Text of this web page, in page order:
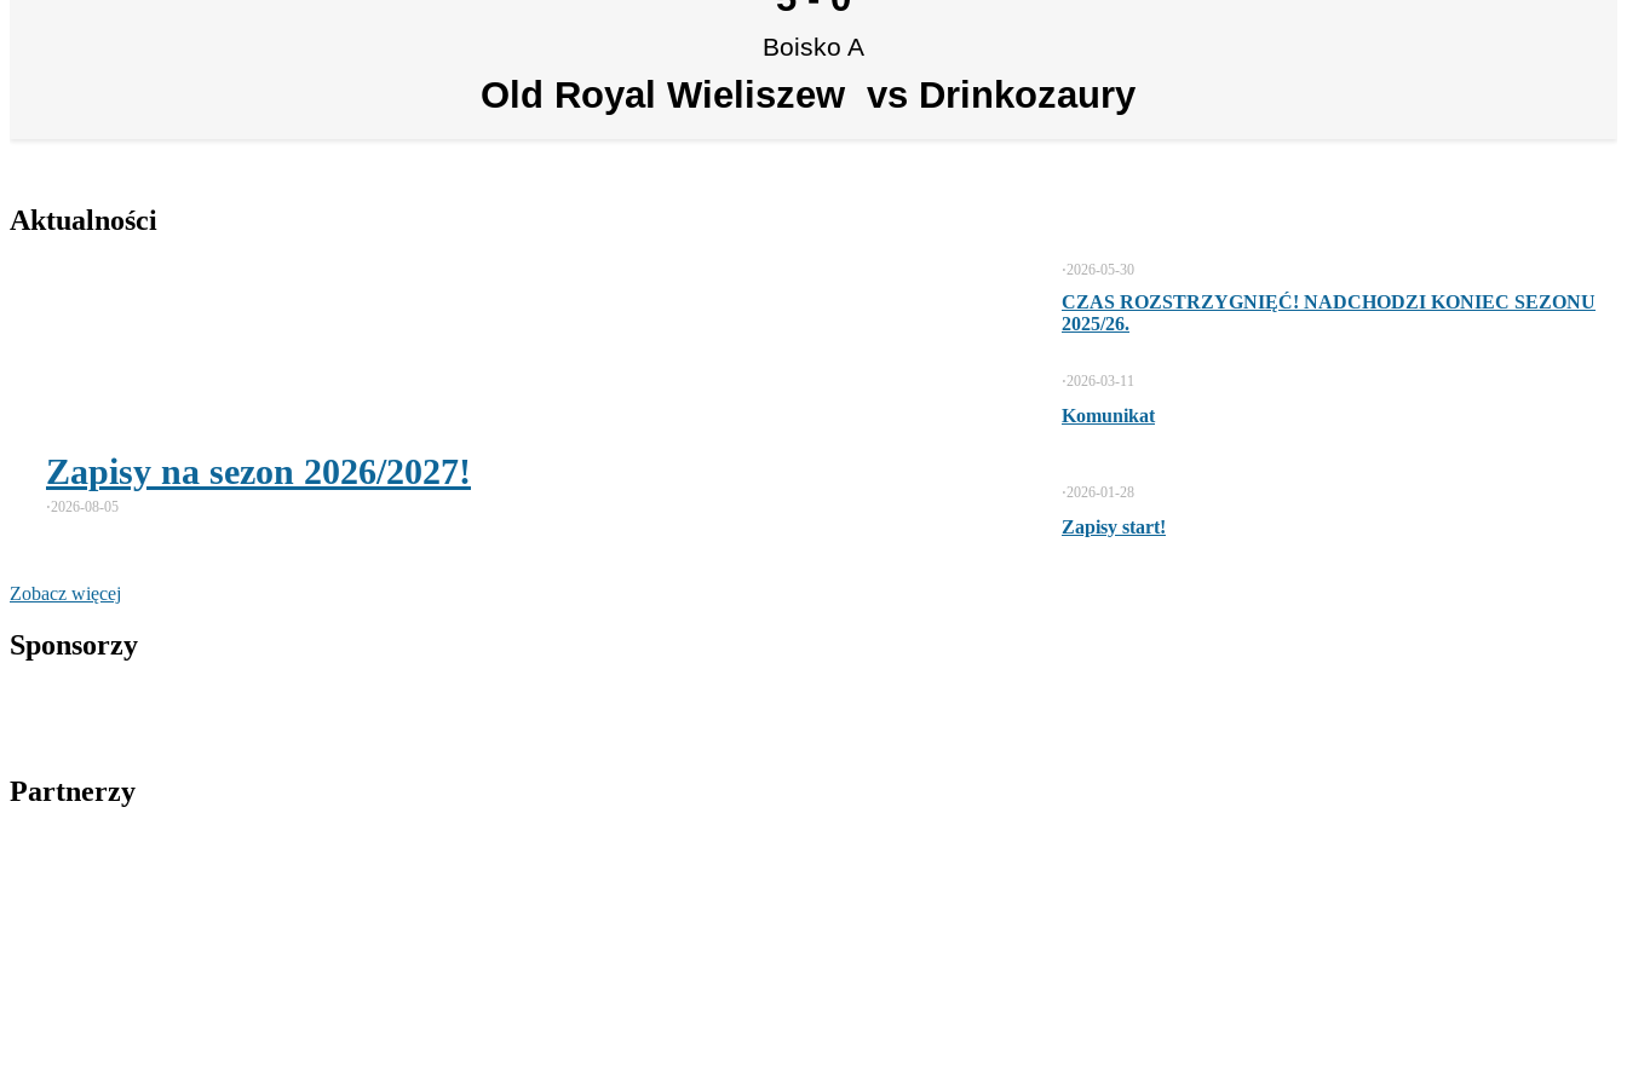
Boisko A
Old Royal Wieliszew vs Drinkozaury
Aktualności
Zapisy na sezon 2026/2027!
⋅2026-08-05
CZAS ROZSTRZYGNIĘĆ! NADCHODZI KONIEC SEZONU
2025/26.
⋅2026-05-30
Komunikat
⋅2026-03-11
Zapisy start!
⋅2026-01-28
Zobacz więcej
Sponsorzy
Partnerzy